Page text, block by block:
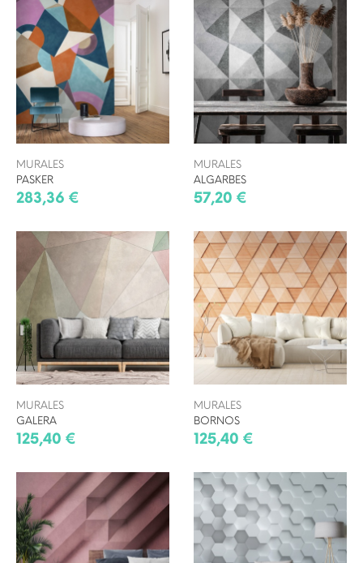
MURALES
PASKER
283,36 €
MURALES
ALGARBES
57,20 €
MURALES
GALERA
125,40 €
MURALES
BORNOS
125,40 €